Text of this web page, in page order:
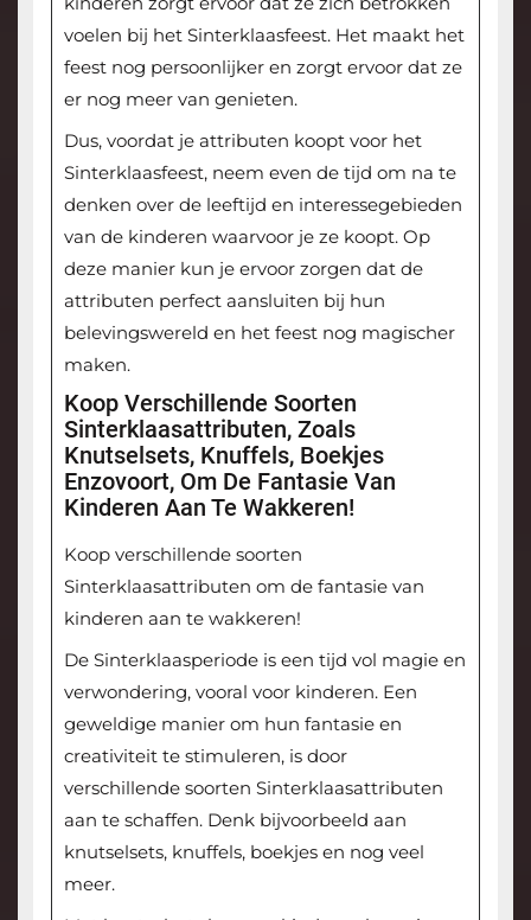
voelen bij het Sinterklaasfeest. Het maakt het
feest nog persoonlijker en zorgt ervoor dat ze
er nog meer van genieten.
Dus, voordat je attributen koopt voor het
Sinterklaasfeest, neem even de tijd om na te
denken over de leeftijd en interessegebieden
van de kinderen waarvoor je ze koopt. Op
deze manier kun je ervoor zorgen dat de
attributen perfect aansluiten bij hun
belevingswereld en het feest nog magischer
maken.
Koop Verschillende Soorten
Sinterklaasattributen, Zoals
Knutselsets, Knuffels, Boekjes
Enzovoort, Om De Fantasie Van
Kinderen Aan Te Wakkeren!
Koop verschillende soorten
Sinterklaasattributen om de fantasie van
kinderen aan te wakkeren!
De Sinterklaasperiode is een tijd vol magie en
verwondering, vooral voor kinderen. Een
geweldige manier om hun fantasie en
creativiteit te stimuleren, is door
verschillende soorten Sinterklaasattributen
aan te schaffen. Denk bijvoorbeeld aan
knutselsets, knuffels, boekjes en nog veel
meer.